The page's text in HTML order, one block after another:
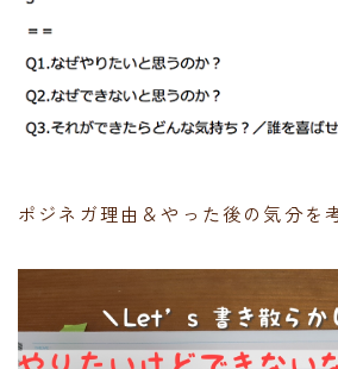
ポジネガ理由＆やった後の気分を